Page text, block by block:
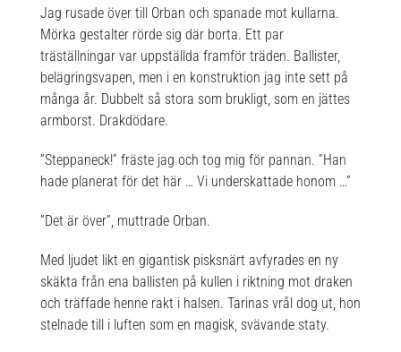
Jag rusade över till Orban och spanade mot kullarna.
Mörka gestalter rörde sig där borta. Ett par
träställningar var uppställda framför träden. Ballister,
belägringsvapen, men i en konstruktion jag inte sett på
många år. Dubbelt så stora som brukligt, som en jättes
armborst. Drakdödare.
”Steppaneck!” fräste jag och tog mig för pannan. ”Han
hade planerat för det här … Vi underskattade honom …”
”Det är över”, muttrade Orban.
Med ljudet likt en gigantisk pisksnärt avfyrades en ny
skäkta från ena ballisten på kullen i riktning mot draken
och träffade henne rakt i halsen. Tarinas vrål dog ut, hon
stelnade till i luften som en magisk, svävande staty.